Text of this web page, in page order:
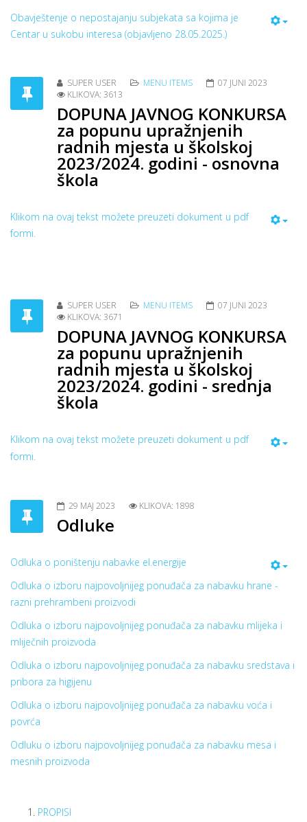
Obavještenje o nepostajanju subjekata sa kojima je
Centar u sukobu interesa (objavljeno 28.05.2025.)
SUPER USER MENU ITEMS
07 JUNI 2023
KLIKOVA: 3613
DOPUNA JAVNOG KONKURSA
za popunu upražnjenih
radnih mjesta u školskoj
2023/2024. godini - osnovna
škola
Klikom na ovaj tekst možete preuzeti dokument u pdf
formi.
SUPER USER MENU ITEMS
07 JUNI 2023
KLIKOVA: 3671
DOPUNA JAVNOG KONKURSA
za popunu upražnjenih
radnih mjesta u školskoj
2023/2024. godini - srednja
škola
Klikom na ovaj tekst možete preuzeti dokument u pdf
formi.
29 MAJ 2023 KLIKOVA: 1898
Odluke
Odluka o poništenju nabavke el.energije
Odluka o izboru najpovoljnijeg ponuđača za nabavku hrane -
razni prehrambeni proizvodi
Odluka o izboru najpovoljnijeg ponuđača za nabavku mlijeka i
mliječnih proizvoda
Odluka o izboru najpovoljnijeg ponuđača za nabavku sredstava i
pribora za higijenu
Odluka o izboru najpovoljnijeg ponuđača za nabavku voća i
povrća
Odluku o izboru najpovoljnijeg ponuđača za nabavku mesa i
mesnih proizvoda
PROPISI